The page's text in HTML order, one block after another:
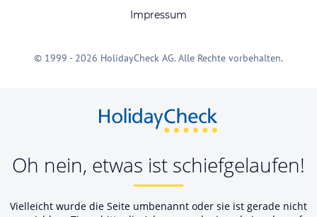
Impressum
© 1999 - 2026 HolidayCheck AG. Alle Rechte vorbehalten.
Oh nein, etwas ist schiefgelaufen!
Vielleicht wurde die Seite umbenannt oder sie ist gerade nicht